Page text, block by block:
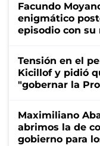
Facundo
enigmático
episodio con su
Tensión en el
Kicillof y pidió
"gobernar la
Maximiliano
abrimos la de
gobierno para